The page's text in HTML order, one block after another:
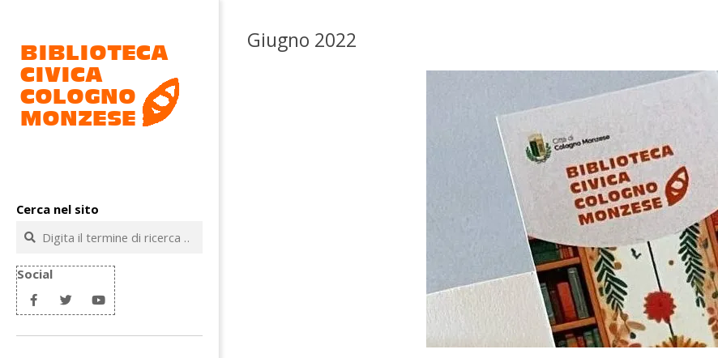
contenuto
civica
Cologno
Monzese
Cerca nel sito
Cerca
Social
Giugno 2022